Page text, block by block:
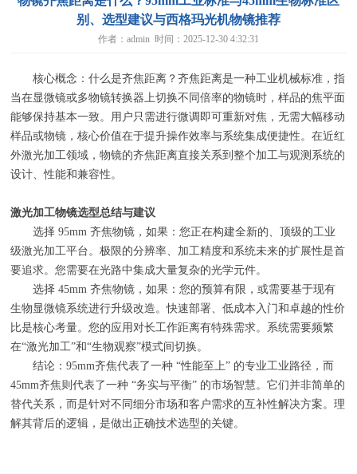
别、选型建议与西格玛光机物镜推荐
作者：admin 时间：2025-12-30 4:32:31
核心概念：什么是齐焦距离？齐焦距离是一种工业机械标准，指
当在显微镜或多物镜转换器上切换不同倍率的物镜时，样品的焦平面
能够保持基本一致。用户只需进行微调即可重新对焦，无需大幅移动
样品或物镜，核心价值在于提升操作效率与系统集成便捷性。在近红
外激光加工领域，物镜的齐焦距离直接关系到整个加工与观测系统的
设计、性能和兼容性。
激光加工物镜选型总结与建议
选择 95mm 齐焦物镜，如果：您正在构建全新的、顶级的工业
级激光加工平台。极限的分辨率、加工精度和系统未来的扩展性是首
要追求。您需要在光路中集成大量复杂的光学元件。
选择 45mm 齐焦物镜，如果：您的预算有限，或需要基于现有
生物显微镜系统进行升级改造。快速部署、低成本入门和卓越的性价
比是核心考量。您的应用对长工作距离有特殊需求。系统需要频繁
在“激光加工”和“生物观察”模式间切换。
结论：95mm齐焦代表了一种 “性能至上” 的专业工业路径，而
45mm齐焦则代表了一种 “务实与平衡” 的市场智慧。它们并非简单的
替代关系，而是针对不同细分市场和客户需求的互补性解决方案。理
解其背后的逻辑，是做出正确技术选型的关键。